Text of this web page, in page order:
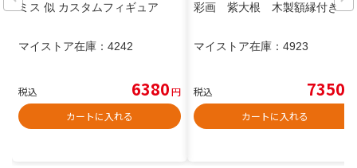
ミス 似 カスタムフィギュア
マイストア在庫： 4242
税込 6380円
カートに入れる
彩画 紫大根 木製額縁付き
マイストア在庫： 4923
税込 7350
カートに入れる